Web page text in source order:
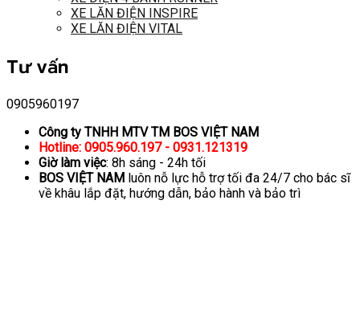
XE LĂN ĐIỆN INSPIRE
XE LĂN ĐIỆN VITAL
Tư vấn
0905960197
Công ty TNHH MTV TM BOS VIỆT NAM
Hotline: 0905.960.197 - 0931.121319
Giờ làm việc: 8h sáng - 24h tối
BOS VIỆT NAM luôn nỗ lực hỗ trợ tối đa 24/7 cho bác sĩ
về khâu lắp đặt, hướng dẫn, bảo hành và bảo trì